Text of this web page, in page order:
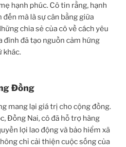
hạnh phúc. Cô tin rằng, hạnh
mà là sự cân bằng giữa
chia sẻ của cô về cách yêu
đình đã tạo nguồn cảm hứng
khác.
Đồng
mang lại giá trị cho cộng đồng.
Đồng Nai, cô đã hỗ trợ hàng
lợi lao động và bảo hiểm xã
chỉ cải thiện cuộc sống của